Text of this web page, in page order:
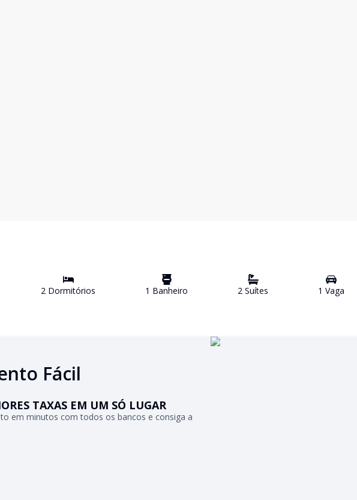
2 Dormitórios 1 Banheiro 2 Suítes 1 Vaga
Fácil
TAXAS EM UM SÓ LUGAR
em minutos com todos os bancos e consiga a